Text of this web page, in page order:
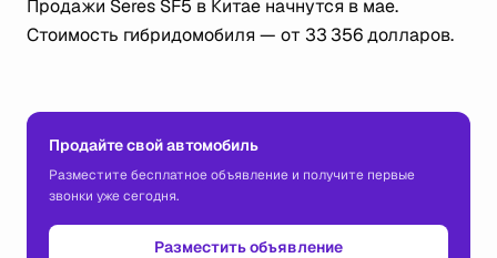
Продажи Seres SF5 в Китае начнутся в мае.
Стоимость гибридомобиля — от 33 356 долларов.
Продайте свой автомобиль
Разместите бесплатное объявление и получите первые
звонки уже сегодня.
Разместить объявление